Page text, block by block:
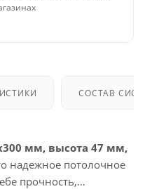
СОСТАВ
мм, высота 47 мм,
надежное потолочное
прочность,